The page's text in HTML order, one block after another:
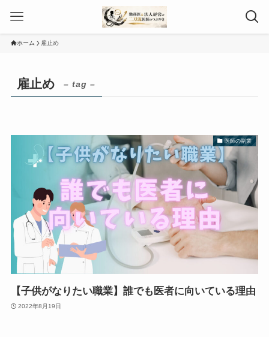
ホーム 雇止め
雇止め – tag –
医師の副業
【子供がなりたい職業】誰でも医者に向いている理由
2022年8月19日